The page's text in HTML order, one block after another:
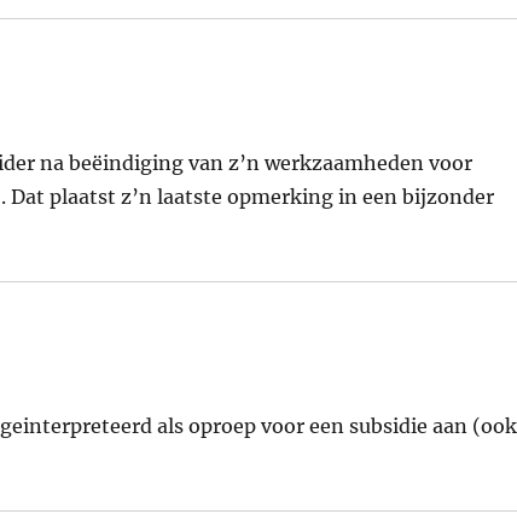
na beëindiging van z’n werkzaamheden voor
plaatst z’n laatste opmerking in een bijzonder
als oproep voor een subsidie aan